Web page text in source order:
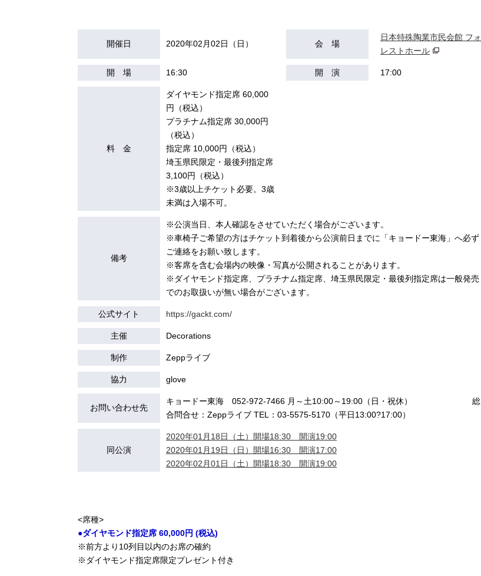
開催日 2020年02月02日（日） 会 場
日本特殊陶業市民会館 フォ
レストホール
開 場 16:30 開 演 17:00
料 金
ダイヤモンド指定席 60,000
円（税込）
プラチナム指定席 30,000円
（税込）
指定席 10,000円（税込）
埼玉県民限定・最後列指定席
3,100円（税込）
※3歳以上チケット必要。3歳
未満は入場不可。
備考
※公演当日、本人確認をさせていただく場合がございます。
※車椅子ご希望の方はチケット到着後から公演前日までに「キョードー東海」へ必ず
ご連絡をお願い致します。
※客席を含む会場内の映像・写真が公開されることがあります。
※ダイヤモンド指定席、プラチナム指定席、埼玉県民限定・最後列指定席は一般発売
でのお取扱いが無い場合がございます。
公式サイト https://gackt.com/
主催 Decorations
制作 Zeppライブ
協力 glove
お問い合わせ先
キョードー東海 052-972-7466 月～土10:00～19:00（日・祝休） 総
合問合せ：Zeppライブ TEL：03-5575-5170（平日13:00?17:00）
同公演
2020年01月18日（土）開場18:30 開演19:00
2020年01月19日（日）開場16:30 開演17:00
2020年02月01日（土）開場18:30 開演19:00
<席種>
●ダイヤモンド指定席 60,000円 (税込)
※前方より10列目以内のお席の確約
※ダイヤモンド指定席限定プレゼント付き